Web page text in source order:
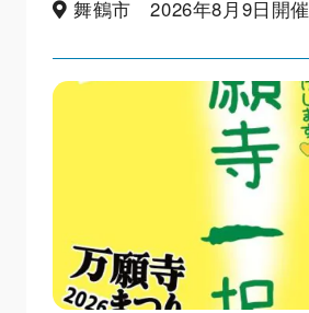
舞鶴市 2026年8月9日開催